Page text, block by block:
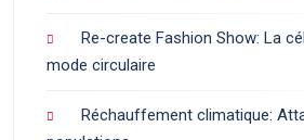
Re-create Fashion Show: La
mode circulaire
Réchauffement climatique: